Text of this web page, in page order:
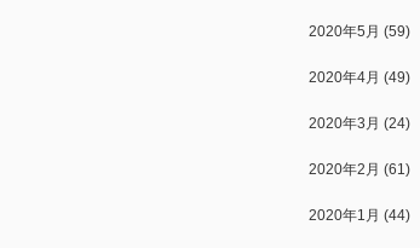
2020年5月 (59)
2020年4月 (49)
2020年3月 (24)
2020年2月 (61)
2020年1月 (44)